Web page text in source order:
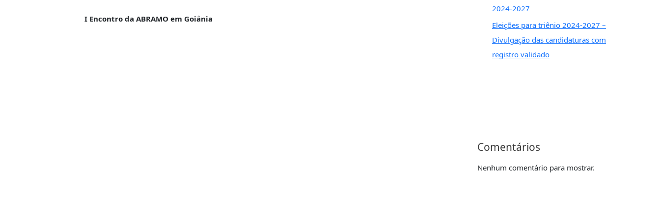
I Encontro da ABRAMO em Goiånia
2024-2027
Eleições para triênio 2024-2027 –
Divulgação das candidaturas com
registro validado
Comentários
Nenhum comentário para mostrar.